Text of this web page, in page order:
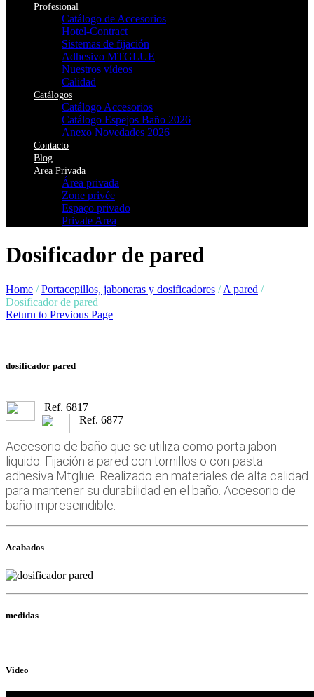
Profesional
Catálogo de Accesorios
Hotel-Contract
Sistemas de fijación
Adhesivo MTGLUE
Nuestros vídeos
Calidad
Catálogos
Catálogo Accesorios
Catálogo Espejos Baño 2026
Anexo Novedades 2026
Contacto
Blog
Area Privada
Área privada
Zone privée
Espaço privado
Private Area
Dosificador de pared
Home / Portacepillos, jaboneras y dosificadores / A pared /
Dosificador de pared
Return to Previous Page
dosificador pared
Ref. 6817
Ref. 6877
Accesorio de baño que se utiliza como porta jabon
liquido. Fijación a pared con tornillos o con pasta
adhesiva Mtglue. Realizado en materiales de alta calidad
para mantener su durabilidad en el baño. Accesorio de
baño imprescindible.
Acabados
medidas
Video